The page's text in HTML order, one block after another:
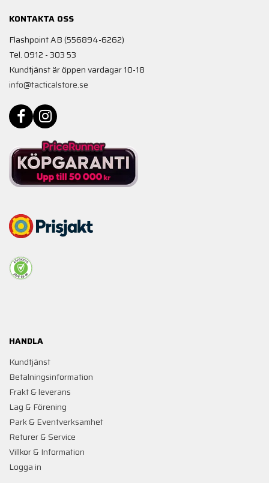
KONTAKTA OSS
Flashpoint AB (556894-6262)
Tel. 0912 - 303 53
Kundtjänst är öppen vardagar 10-18
info@tacticalstore.se
HANDLA
Kundtjänst
Betalningsinformation
Frakt & leverans
Lag & Förening
Park & Eventverksamhet
Returer & Service
Villkor & Information
Logga in